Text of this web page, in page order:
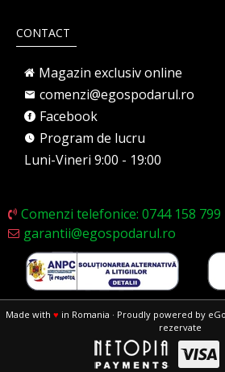
CONTACT
Magazin exclusiv online
comenzi@egospodarul.ro
Facebook
Program de lucru
Luni-Vineri 9:00 - 19:00
Comenzi telefonice: 0744 158 799
garantii@egospodarul.ro
Made with ♥ in Romania · Proudly powered by
rezervate